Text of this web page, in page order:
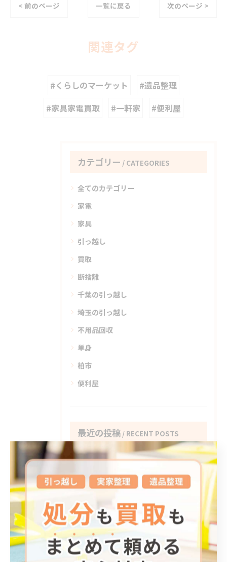
< 前のページ 一覧に戻る 次のページ >
関連タグ
#くらしのマーケット
#遺品整理
#家具家電買取
#一軒家 #便利屋
カテゴリー CATEGORIES
全てのカテゴリー
家電
家具
引っ越し
買取
断捨離
千葉の引っ越し
埼玉の引っ越し
不用品回収
単身
柏市
便利屋
最近の投稿 RECENT POSTS
2026/08/05
物置きの解体作業
2026/08/02
吊り下げ作業